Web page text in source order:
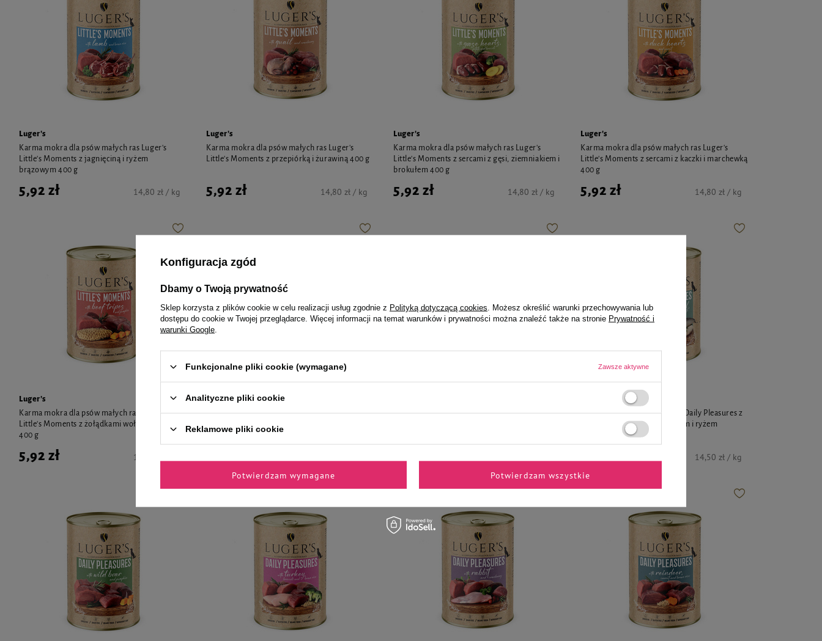
Luger's
Karma mokra dla psów małych ras Luger's
Little's Moments z jagnięciną i ryżem
brązowym 400 g
5,92 zł 14,80 zł / kg
Luger's
Karma mokra dla psów małych ras Luger's
Little's Moments z przepiórką i żurawiną 400 g
5,92 zł 14,80 zł / kg
Luger's
Karma mokra dla psów małych ras Luger's
Little's Moments z sercami z gęsi, ziemniakiem i
brokułem 400 g
5,92 zł 14,80 zł / kg
Luger's
Karma mokra dla psów małych ras Luger's
Little's Moments z sercami z kaczki i marchewką
400 g
5,92 zł 14,80 zł / kg
Luger's
Karma mokra dla psów małych ras Luger's
Little's Moments z żołądkami wołowymi i dynią
400 g
5,92 zł 14,80 zł / kg
Luger's
bażantem, szpinakiem i ziemniakiem 400 g
Karma mokra dla psa Luger's Daily Pleasures z
dorszem, makrelą, pomidorem i ryżem
brązowym 400 g
14,50 zł / kg
Konfiguracja zgód
Dbamy o Twoją prywatność
Sklep korzysta z plików cookie w celu realizacji usług zgodnie z Polityką dotyczącą cookies . Możesz określić warunki przechowywania lub
dostępu do cookie w Twojej przeglądarce. Więcej informacji na temat warunków i prywatności można znaleźć także na stronie Prywatność i
warunki Google
Funkcjonalne pliki cookie (wymagane) Zawsze aktywne
Analityczne pliki cookie
Reklamowe pliki cookie
Potwierdzam wymagane Potwierdzam wszystkie